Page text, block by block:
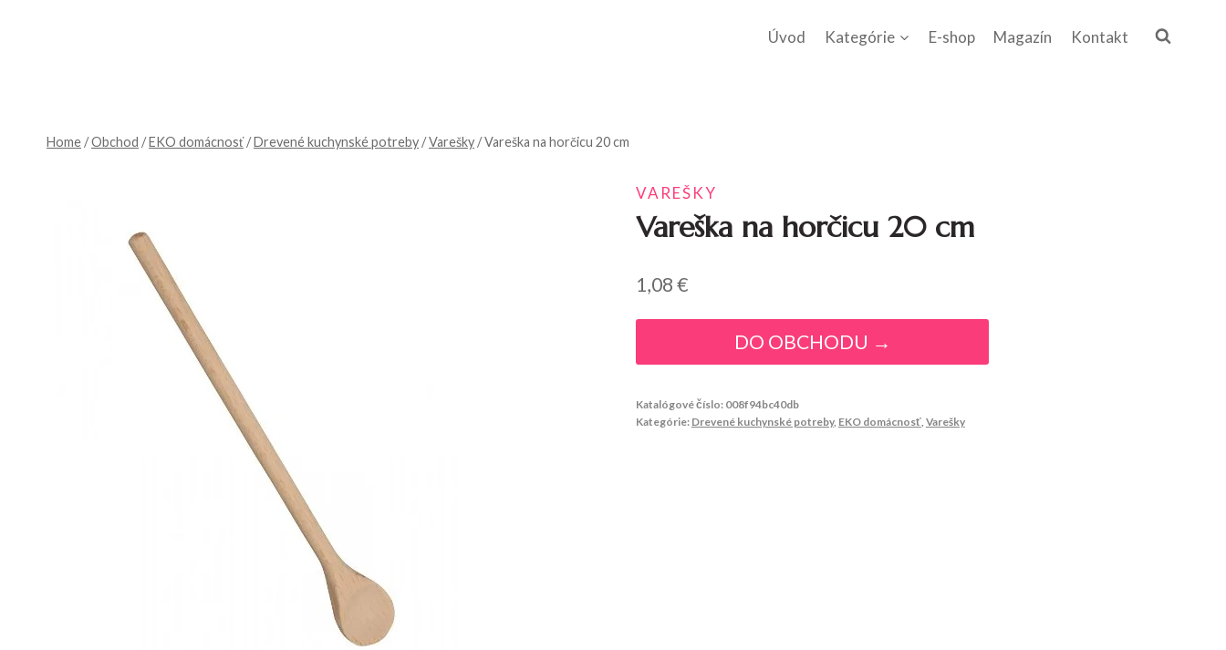
Úvod Kategórie E-shop Magazín Kontakt
Home /Obchod /EKO domácnosť /Drevené kuchynské potreby /Varešky /Vareška na horčicu 20 cm
VAREŠKY
Vareška na horčicu 20 cm
1,08€
DO OBCHODU →
Katalógové číslo: 008f94bc40db
Kategórie: Drevené kuchynské potreby, EKO domácnosť, Varešky